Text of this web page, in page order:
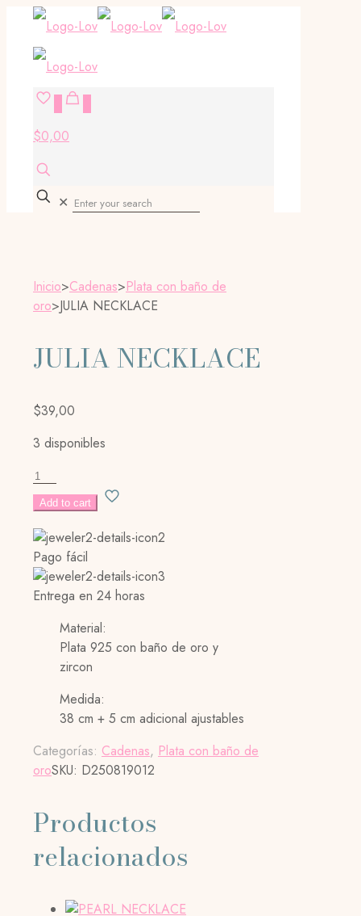
$0,00
✕
Inicio>Cadenas>Plata con baño de
oro>JULIA NECKLACE
JULIA NECKLACE
$39,00
3 disponibles
JULIA
NECKLACE
cantidad
Add to cart
Pago fácil
Entrega en 24 horas
Material:
Plata 925 con baño de oro y
zircon
Medida:
38 cm + 5 cm adicional ajustables
Categorías: Cadenas, Plata con baño de
oroSKU: D250819012
Productos
relacionados